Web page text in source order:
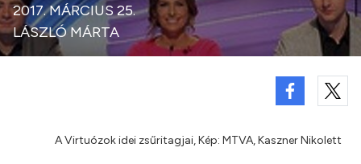
2017. MÁRCIUS 25.
LÁSZLÓ MÁRTA
A Virtuózok idei zsűritagjai, Kép: MTVA, Kaszner Nikolett